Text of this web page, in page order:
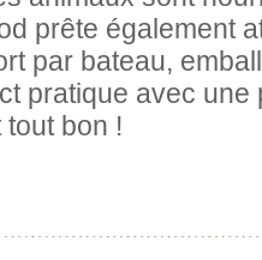
prête également
par bateau,
pratique avec
bon !